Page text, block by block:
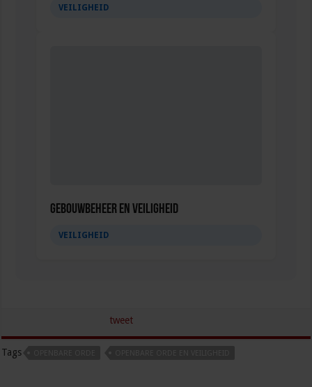
VEILIGHEID
Gebouwbeheer en veiligheid
VEILIGHEID
tweet
Tags